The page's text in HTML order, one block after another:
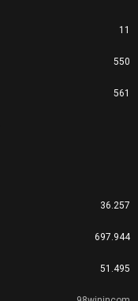
11
550
561
36.257
697.944
51.495